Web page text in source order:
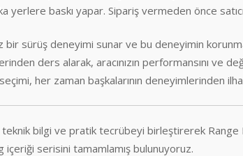
yerlere baskı yapar. Sipariş vermeden önce
bir sürüş deneyimi sunar ve bu deneyimin
ders alarak, aracınızın performansını ve
her zaman başkalarının deneyimlerinden
teknik bilgi ve pratik tecrübeyi birleştirerek
serisini tamamlamış bulunuyoruz.